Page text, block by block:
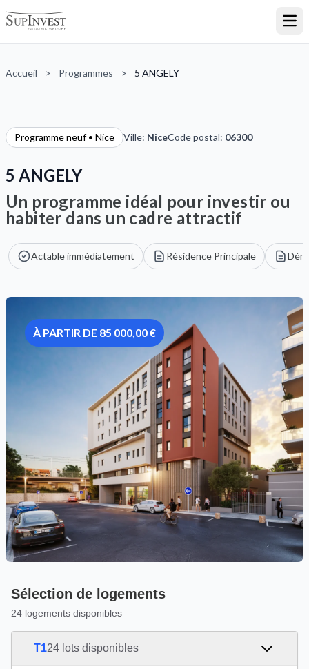
Accueil > Programmes > 5 ANGELY
Programme neuf • Nice Ville: NiceCode postal: 06300
5 ANGELY
Un programme idéal pour investir ou
habiter dans un cadre attractif
Actable immédiatement Résidence Principale
À PARTIR DE 85 000,00 €
Sélection de logements
24 logements disponibles
T124 lots disponibles